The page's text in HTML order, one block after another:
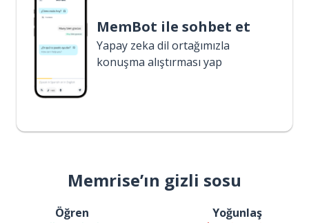
MemBot ile sohbet et
Yapay zeka dil ortağımızla
konuşma alıştırması yap
Memrise’ın gizli sosu
Öğren Yoğunlaş